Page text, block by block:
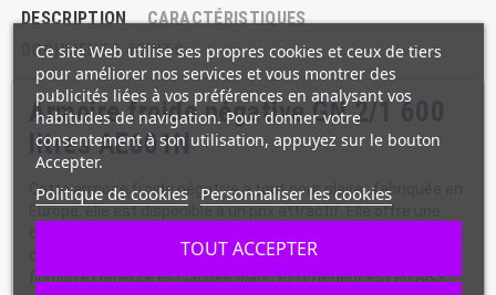
DESCRIPTION
CARACTÉRISTIQUES
DOCUMENTS JOINTS
Armoire froide négative GN 2/1 600
litres AE601N
Cette armoire froide négative a tout pour plaire : fabriquée en
Europe, elle est disponible à un prix attractif. Elle offre une
7 grilles évaporatrices fixes de format GN 2/1
finition extérieure est laquée blanc et l'intérieur est en ABS
Ce site Web utilise ses propres cookies et ceux de tiers
pour améliorer nos services et vous montrer des
publicités liées à vos préférences en analysant vos
habitudes de navigation. Pour donner votre
consentement à son utilisation, appuyez sur le bouton
Accepter.
Politique de cookies Personnaliser les cookies
TOUT ACCEPTER